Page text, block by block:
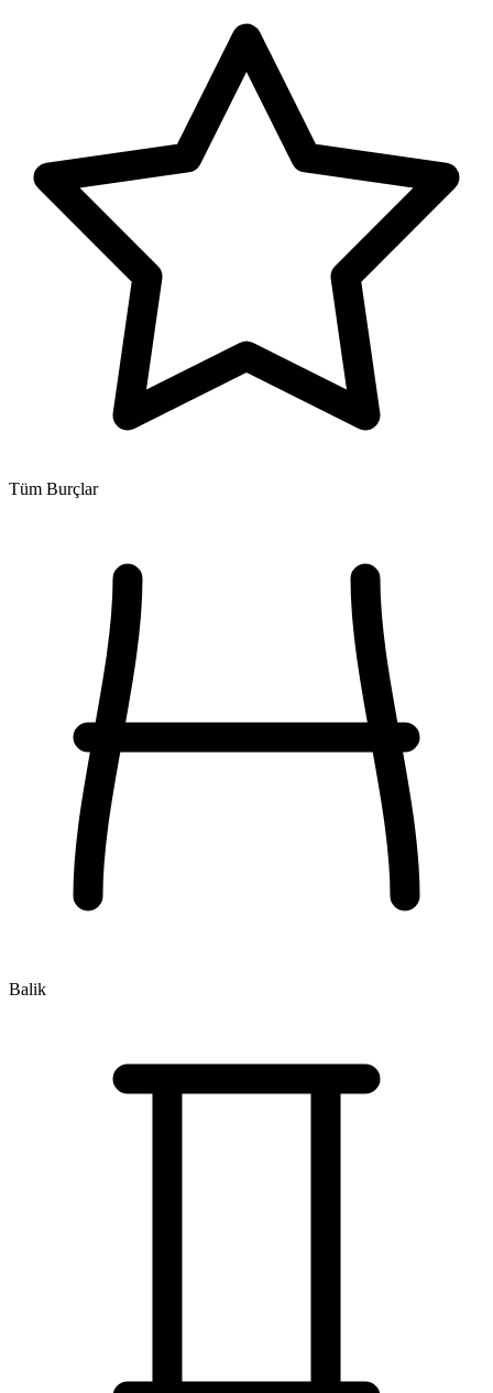
Tüm Burçlar
Balik